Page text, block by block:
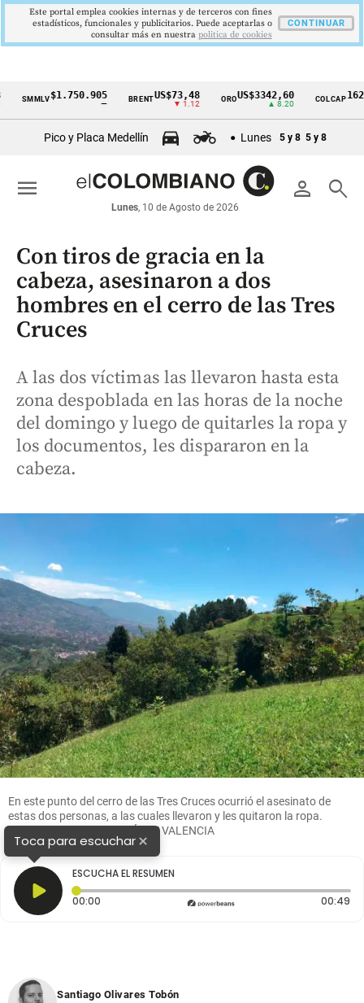
Cintillo
económicos
Colombia
$1.750.905 BRENT US$73,48
▼ 1.12
ORO US$3342,60 COLCAP
Pico y Placa Medellín Lunes 5 y 8 5 y 8
person search
Lunes, 10 de Agosto de 2026
menu
Con tiros de gracia en la
cabeza, asesinaron a dos
hombres en el cerro de las Tres
Cruces
A las dos víctimas las llevaron hasta esta
zona despoblada en las horas de la noche
del domingo y luego de quitarles la ropa y
los documentos, les dispararon en la
cabeza.
En este punto del cerro de las Tres Cruces ocurrió el asesinato de
estas dos personas, a las cuales llevaron y les quitaron la ropa.
FOTO: LAURA ROSA JIMÉNEZ VALENCIA
Toca para escuchar×
ESCUCHA EL RESUMEN
00:00 Tiempo transcurrido: 0 segundos 00:49
Santiago Olivares Tobón
Este portal emplea cookies internas y de terceros con fines
estadísticos, funcionales y publicitarios. Puede aceptarlas o
consultar más en nuestra politica de cookies
CONTINUAR